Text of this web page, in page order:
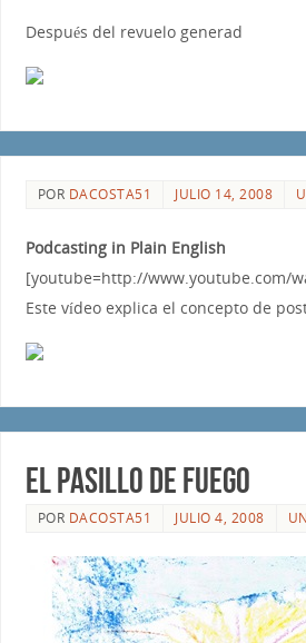
Después del revuelo generad
POR DACOSTA51 JULIO 14, 2008
Podcasting in Plain English
[youtube=http://www.youtube.com/
Este vídeo explica el concepto de
El pasillo de fuego
POR DACOSTA51 JULIO 4, 2008